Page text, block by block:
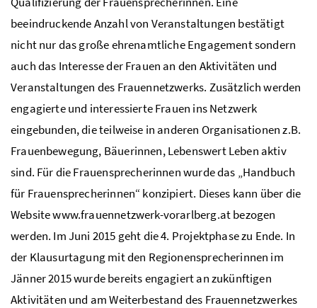
beeindruckende Anzahl von Veranstaltungen bestätigt
nicht nur das große ehrenamtliche Engagement sondern
auch das Interesse der Frauen an den Aktivitäten und
Veranstaltungen des Frauennetzwerks. Zusätzlich werden
engagierte und interessierte Frauen ins Netzwerk
eingebunden, die teilweise in anderen Organisationen z.B.
Frauenbewegung, Bäuerinnen, Lebenswert Leben aktiv
sind. Für die Frauensprecherinnen wurde das „Handbuch
für Frauensprecherinnen“ konzipiert. Dieses kann über die
Website www.frauennetzwerk-vorarlberg.at bezogen
werden. Im Juni 2015 geht die 4. Projektphase zu Ende. In
der Klausurtagung mit den Regionensprecherinnen im
Jänner 2015 wurde bereits engagiert an zukünftigen
Aktivitäten und am Weiterbestand des Frauennetzwerkes